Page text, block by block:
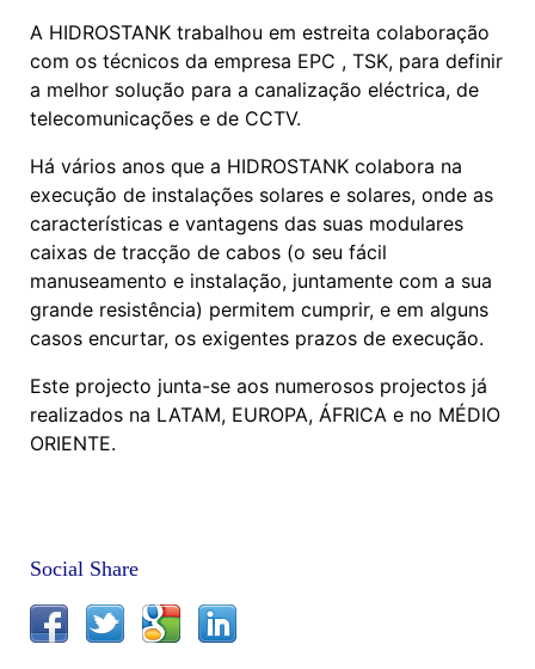
A HIDROSTANK trabalhou em estreita colaboração
com os técnicos da empresa EPC , TSK, para definir
a melhor solução para a canalização eléctrica, de
telecomunicações e de CCTV.
Há vários anos que a HIDROSTANK colabora na
execução de instalações solares e solares, onde as
características e vantagens das suas modulares
caixas de tracção de cabos (o seu fácil
manuseamento e instalação, juntamente com a sua
grande resistência) permitem cumprir, e em alguns
casos encurtar, os exigentes prazos de execução.
Este projecto junta-se aos numerosos projectos já
realizados na LATAM, EUROPA, ÁFRICA e no MÉDIO
ORIENTE.
Social Share